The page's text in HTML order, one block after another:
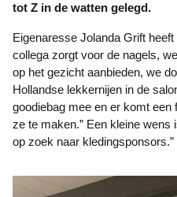
tot Z in de watten gelegd.
Eigenaresse Jolanda Grift heeft alles uit de kast gehaald. “Een
collega zorgt voor de nagels,
op het gezicht aanbieden, we
Hollandse lekkernijen in de
goodiebag mee en er komt
ze te maken.” Een kleine wens
op zoek naar kledingsponsors.”